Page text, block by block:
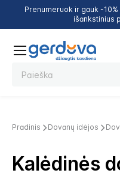
Prenumeruok ir gauk -
išankstinius
Pradinis Dovanų idėjos
Kalėdinės